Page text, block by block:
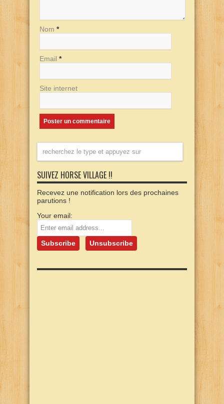
Nom *
Email *
Site internet
SUIVEZ HORSE VILLAGE !!
Recevez une notification lors des prochaines
parutions !
Your email: